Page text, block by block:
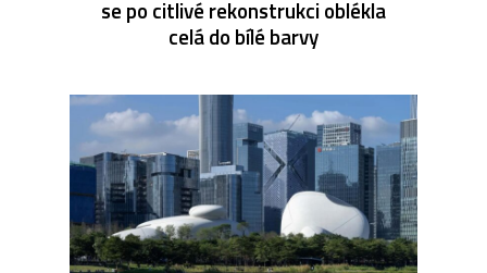
se po citlivé rekonstrukci oblékla
celá do bílé barvy